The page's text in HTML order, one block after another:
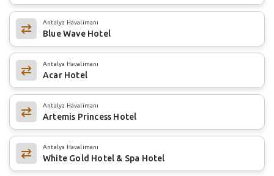
Antalya Havalimanı
Blue Wave Hotel
Antalya Havalimanı
Acar Hotel
Antalya Havalimanı
Artemis Princess Hotel
Antalya Havalimanı
White Gold Hotel & Spa Hotel